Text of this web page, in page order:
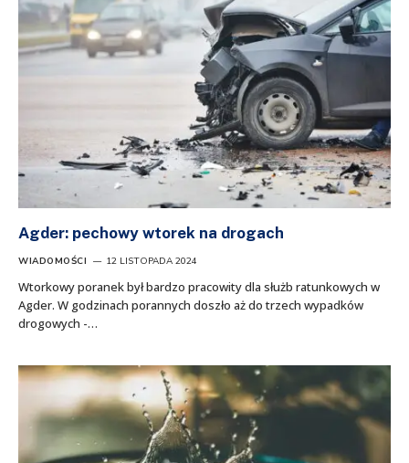
Agder: pechowy wtorek na drogach
WIADOMOŚCI 12 LISTOPADA 2024
Wtorkowy poranek był bardzo pracowity dla służb ratunkowych w
Agder. W godzinach porannych doszło aż do trzech wypadków
drogowych -…